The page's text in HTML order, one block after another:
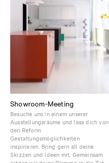
Showroom-Meeting
Besuche uns in einem unserer
Ausstellungsräume und lass dich von
den Reform
Gestaltungsmöglichkeiten
inspirieren. Bring gern all deine
Skizzen und Ideen mit. Gemeinsam